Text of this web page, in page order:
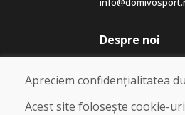
Despre noi
Blog
Despre noi
Magazin
Contact
Apreciem confidențialitatea
Acest site folosește cookie-